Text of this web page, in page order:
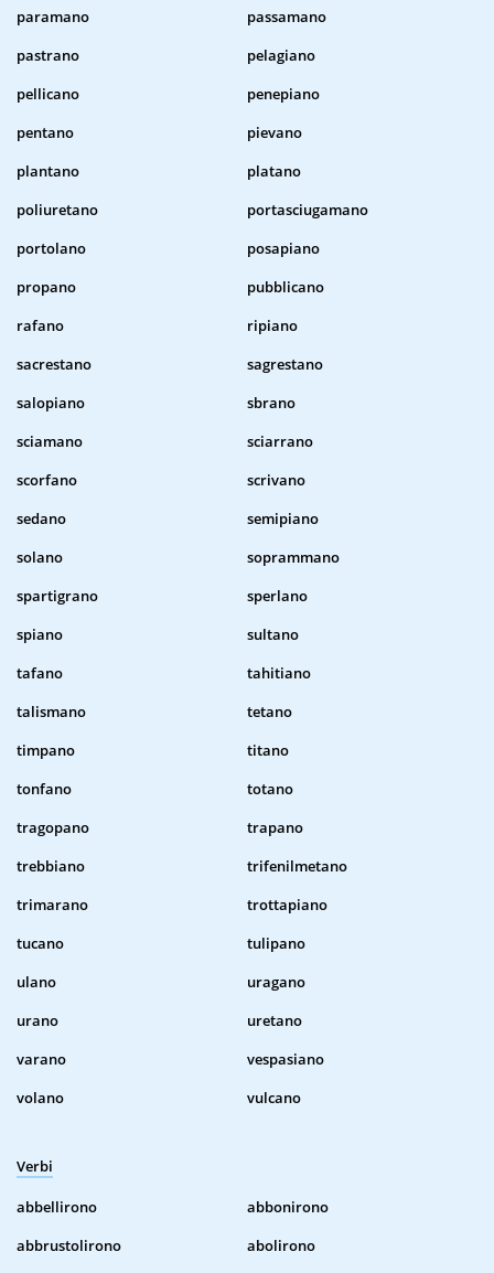
paramano
passamano
pastrano
pelagiano
pellicano
penepiano
pentano
pievano
plantano
platano
poliuretano
portasciugamano
portolano
posapiano
propano
pubblicano
rafano
ripiano
sacrestano
sagrestano
salopiano
sbrano
sciamano
sciarrano
scorfano
scrivano
sedano
semipiano
solano
soprammano
spartigrano
sperlano
spiano
sultano
tafano
tahitiano
talismano
tetano
timpano
titano
tonfano
totano
tragopano
trapano
trebbiano
trifenilmetano
trimarano
trottapiano
tucano
tulipano
ulano
uragano
urano
uretano
varano
vespasiano
volano
vulcano
Verbi
abbellirono
abbonirono
abbrustolirono
abolirono